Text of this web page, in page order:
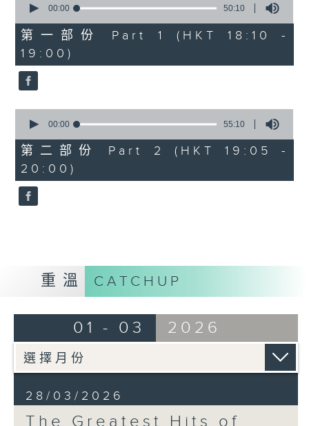
seconds
50
minutes,
10
seconds
00:00 50:10
第一部份 Part 1 (HKT 18:10 -
19:00)
seconds
55
minutes,
10
seconds
00:00 55:10
第二部份 Part 2 (HKT 19:05 -
20:00)
重溫 CATCHUP
01 - 03 2026
28/03/2026
The Greatest Hits of